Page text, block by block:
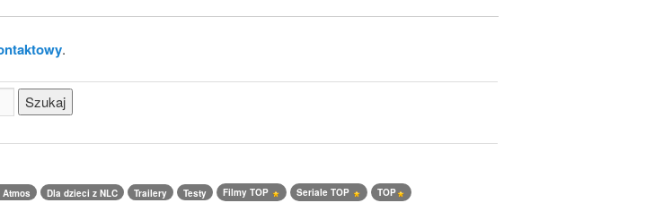
.
Dla dzieci z NLC Trailery Testy Filmy TOP Seriale TOP TOP